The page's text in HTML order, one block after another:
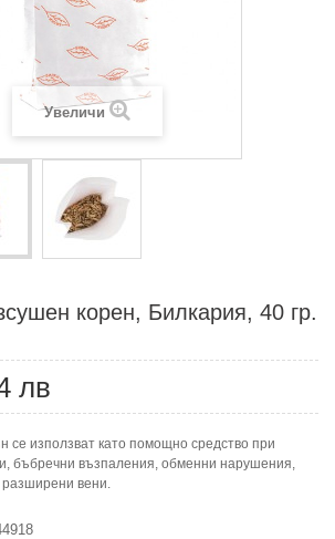
Увеличи
корен, Билкария, 40 гр.
лв
се използват като помощно средство при
бъбречни възпаления, обменни нарушения,
вени.